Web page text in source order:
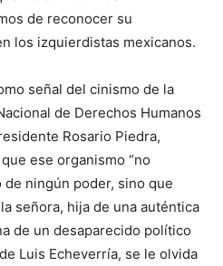
de reconocer su
los izquierdistas mexicanos.
señal del cinismo de la
de Derechos Humanos
Rosario Piedra,
ese organismo “no
ningún poder, sino que
señora, hija de una auténtica
de un desaparecido político
Luis Echeverría, se le olvida